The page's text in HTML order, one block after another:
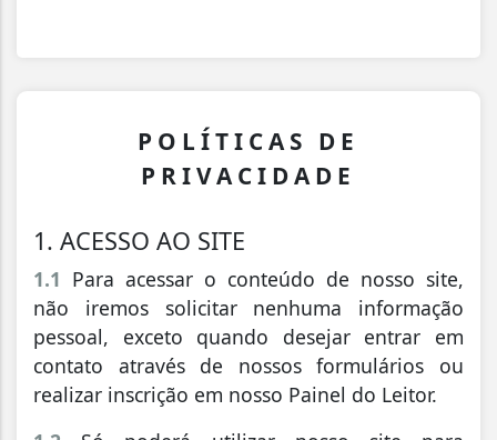
POLÍTICAS DE
PRIVACIDADE
1. ACESSO AO SITE
1.1 Para acessar o conteúdo de nosso site,
não iremos solicitar nenhuma informação
pessoal, exceto quando desejar entrar em
contato através de nossos formulários ou
realizar inscrição em nosso Painel do Leitor.